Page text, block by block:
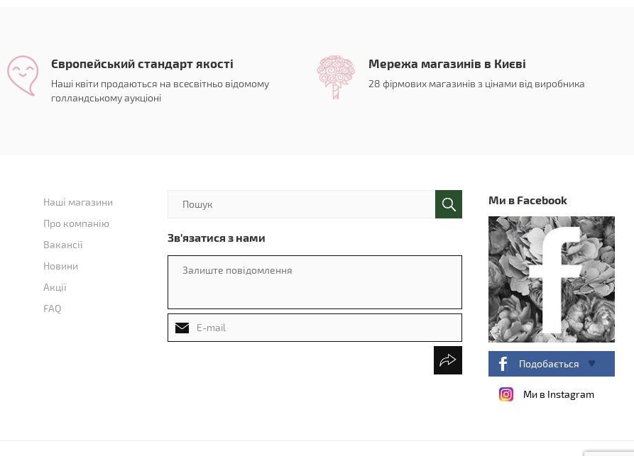
Європейський стандарт якості
Наші квіти продаються на всесвітньо відомому
голландському аукціоні
Мережа магазинів в Києві
28 фірмових магазинів з цінами від виробника
Наші магазини
Про компанію
Вакансії
Новини
Акції
FAQ
Зв'язатися з нами
Ми в Facebook
Подобається
Ми в Instagram